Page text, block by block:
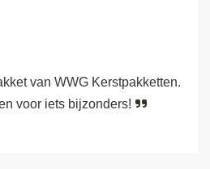
van WWG Kerstpakketten.
voor iets bijzonders!